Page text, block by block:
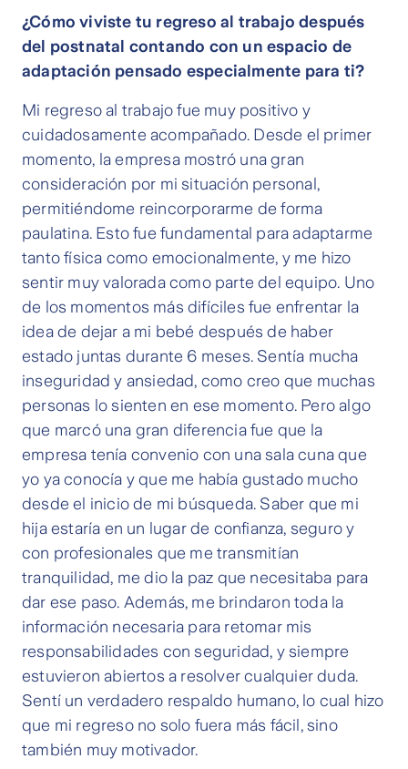
¿Cómo viviste tu regreso al trabajo después
del postnatal contando con un espacio de
adaptación pensado especialmente para ti?
Mi regreso al trabajo fue muy positivo y
cuidadosamente acompañado. Desde el primer
momento, la empresa mostró una gran
consideración por mi situación personal,
permitiéndome reincorporarme de forma
paulatina. Esto fue fundamental para adaptarme
tanto física como emocionalmente, y me hizo
sentir muy valorada como parte del equipo. Uno
de los momentos más difíciles fue enfrentar la
idea de dejar a mi bebé después de haber
estado juntas durante 6 meses. Sentía mucha
inseguridad y ansiedad, como creo que muchas
personas lo sienten en ese momento. Pero algo
que marcó una gran diferencia fue que la
empresa tenía convenio con una sala cuna que
yo ya conocía y que me había gustado mucho
desde el inicio de mi búsqueda. Saber que mi
hija estaría en un lugar de confianza, seguro y
con profesionales que me transmitían
tranquilidad, me dio la paz que necesitaba para
dar ese paso. Además, me brindaron toda la
información necesaria para retomar mis
responsabilidades con seguridad, y siempre
estuvieron abiertos a resolver cualquier duda.
Sentí un verdadero respaldo humano, lo cual hizo
que mi regreso no solo fuera más fácil, sino
también muy motivador.